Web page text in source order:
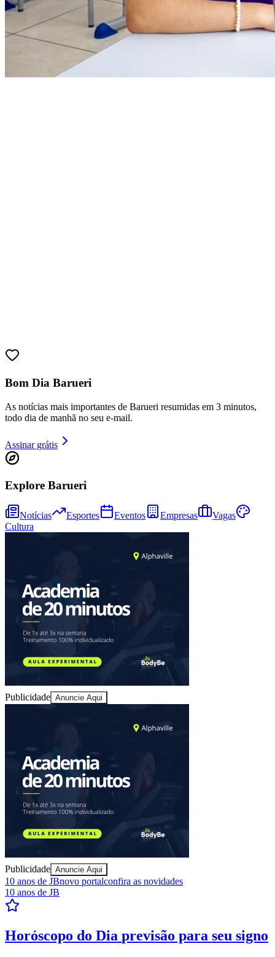
Ceará
Bom Dia Barueri
As notícias mais importantes de Barueri resumidas em 3 minutos,
todo dia de manhã no seu e-mail.
Assinar grátis
Explore Barueri
Notícias Esportes Eventos Empresas
Vagas
Cultura
Publicidade Anuncie Aqui
Publicidade Anuncie Aqui
10 anos de JBnovo portalconfira as novidades
10 anos de JB
Horóscopo do Dia previsão para seu signo